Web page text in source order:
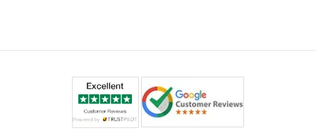
Märchenattraktionen und einen beeindruckenden